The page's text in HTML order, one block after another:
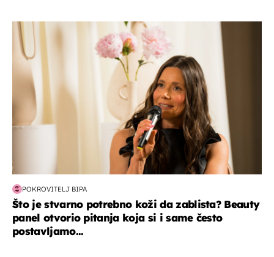
moda & ljepota
POKROVITELJ BIPA
Što je stvarno potrebno koži da zablista? Beauty
panel otvorio pitanja koja si i same često
postavljamo...